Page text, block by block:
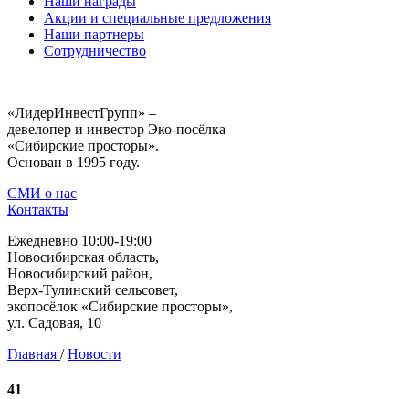
Акции и специальные предложения
Наши партнеры
Сотрудничество
«ЛидерИнвестГрупп» –
девелопер и инвестор Эко-посёлка
«Сибирские просторы».
Основан в 1995 году.
СМИ о нас
Контакты
Ежедневно 10:00-19:00
Новосибирская область,
Новосибирский район,
Верх-Тулинский сельсовет,
экопосёлок «Сибирские просторы»,
ул. Садовая, 10
Главная / Новости
41